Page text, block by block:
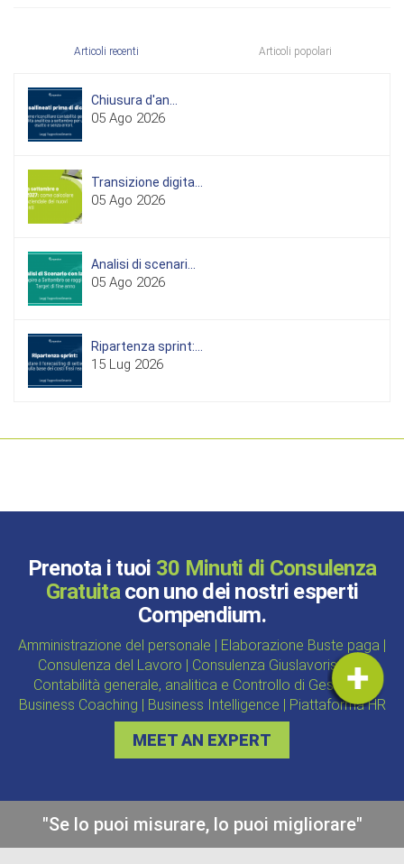
Articoli recenti Articoli popolari
Chiusura d'an...
05 Ago 2026
Transizione digita...
05 Ago 2026
Analisi di scenari...
05 Ago 2026
Ripartenza sprint:...
15 Lug 2026
Prenota i tuoi 30 Minuti di Consulenza
Gratuitacon uno dei nostri esperti
Compendium.
Amministrazione del personale | Elaborazione Buste paga |
Consulenza del Lavoro | Consulenza Giuslavoristica |
Contabilità generale, analitica e Controllo di Gestione |
Business Coaching | Business Intelligence | Piattaforma HR
MEET AN EXPERT
"Se lo puoi misurare, lo puoi migliorare"